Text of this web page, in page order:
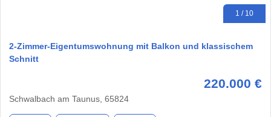
1 / 10
2-Zimmer-Eigentumswohnung mit Balkon und klassischem
Schnitt
220.000 €
Schwalbach am Taunus, 65824